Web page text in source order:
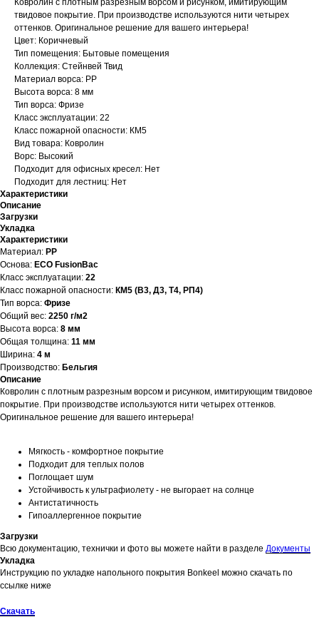
твидовое покрытие. При производстве используются нити четырех
оттенков. Оригинальное решение для вашего интерьера!
Цвет: Коричневый
Тип помещения: Бытовые помещения
Коллекция: Стейнвей Твид
Материал ворса: PP
Высота ворса: 8 мм
Тип ворса: Фризе
Класс эксплуатации: 22
Класс пожарной опасности: КМ5
Вид товара: Ковролин
Ворс: Высокий
Подходит для офисных кресел: Нет
Подходит для лестниц: Нет
Характеристики
Описание
Загрузки
Укладка
Характеристики
Материал: PP
Основа: ECO FusionBac
Класс эксплуатации: 22
Класс пожарной опасности: КМ5 (В3, Д3, Т4, РП4)
Тип ворса: Фризе
Общий вес: 2250 г/м2
Высота ворса: 8 мм
Общая толщина: 11 мм
Ширина: 4 м
Производство: Бельгия
Описание
Ковролин с плотным разрезным ворсом и рисунком, имитирующим твидовое
покрытие. При производстве используются нити четырех оттенков.
Оригинальное решение для вашего интерьера!
Мягкость - комфортное покрытие
Подходит для теплых полов
Поглощает шум
Устойчивость к ультрафиолету - не выгорает на солнце
Антистатичность
Гипоаллергенное покрытие
Загрузки
Всю документацию, технички и фото вы можете найти в разделе Документы
Укладка
Инструкцию по укладке напольного покрытия Bonkeel можно скачать по
ссылке ниже
Скачать